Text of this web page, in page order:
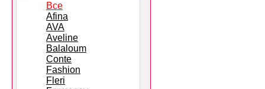
Все
Afina
AVA
Aveline
Balaloum
Conte
Fashion
Fleri